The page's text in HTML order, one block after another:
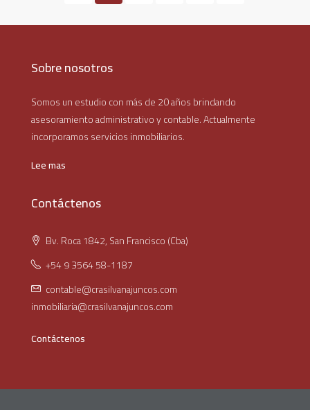
Sobre nosotros
Somos un estudio con más de 20 años brindando
asesoramiento administrativo y contable. Actualmente
incorporamos servicios inmobiliarios.
Lee mas
Contáctenos
Bv. Roca 1842, San Francisco (Cba)
+54 9 3564 58-1187
contable@crasilvanajuncos.com
inmobiliaria@crasilvanajuncos.com
Contáctenos